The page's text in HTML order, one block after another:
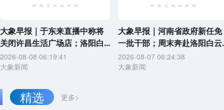
大象早报｜于东来直播中称将
关闭许昌生活广场店；洛阳白...
2026-08-08 06:19:41
大象新闻
大象早报｜河南省政府新任免
一批干部；周末奔赴洛阳白云
2026-08-07 06:24:38
大象新闻
更多>
精选